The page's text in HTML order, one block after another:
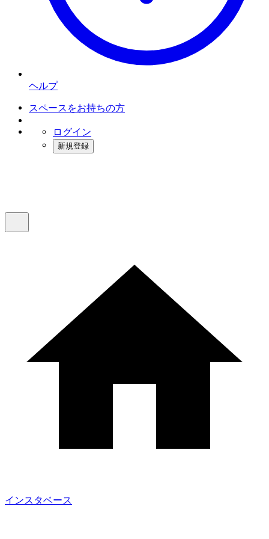
ヘルプ
スペースをお持ちの方
ログイン
新規登録
インスタベース